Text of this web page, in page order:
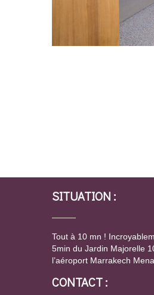
SITUATION :
Tout à 10 mn !
5min du Jardin Majorelle
l’aéroport Marrakech
CONTACT :